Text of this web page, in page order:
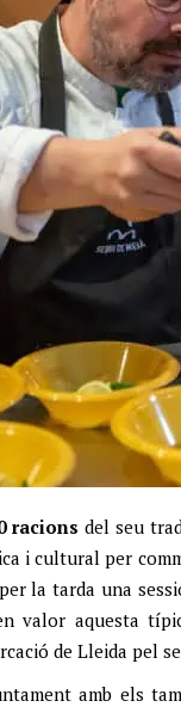
racions del seu
i cultural per
la tarda una
valor aquesta
de Lleida pel
amb els